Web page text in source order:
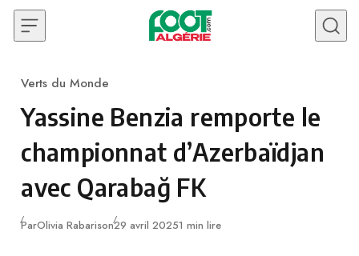
Skip to content
Category
Verts du Monde
Yassine Benzia remporte le
championnat d’Azerbaïdjan
avec Qarabağ FK
ParOlivia RabarisonPublié
29 avril 20251 min lire